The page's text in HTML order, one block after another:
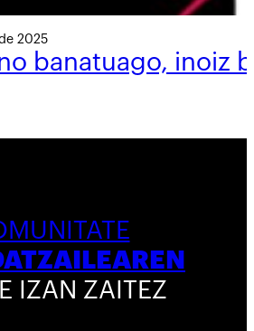
2025
banatuago, inoiz
IZAN ZAITEZ